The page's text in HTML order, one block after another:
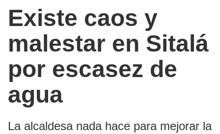
Existe caos y
malestar en Sitalá
por escasez de
agua
La alcaldesa nada hace para mejorar la